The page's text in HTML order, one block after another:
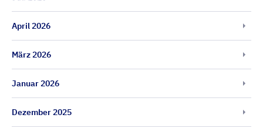
April 2026
März 2026
Januar 2026
Dezember 2025